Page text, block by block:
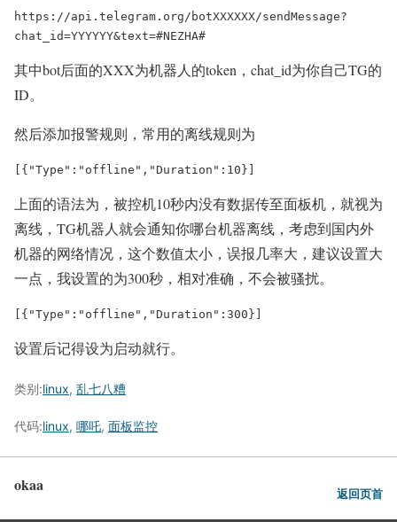
https://api.telegram.org/botXXXXXX/sendMessage?
其中bot后面的XXX为机器人的token，chat_id为你自己TG的
ID。
然后添加报警规则，常用的离线规则为
上面的语法为，被控机10秒内没有数据传至面板机，就视为
离线，TG机器人就会通知你哪台机器离线，考虑到国内外
机器的网络情况，这个数值太小，误报几率大，建议设置大
一点，我设置的为300秒，相对准确，不会被骚扰。
设置后记得设为启动就行。
类别:linux, 乱七八糟
代码:linux, 哪吒, 面板监控
okaa 返回页首